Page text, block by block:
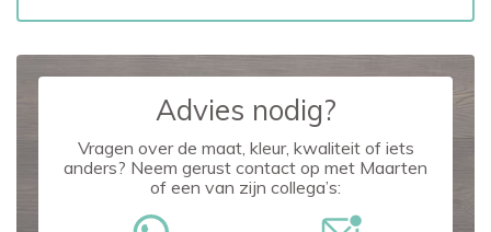
Advies nodig?
Vragen over de maat, kleur, kwaliteit of iets
anders? Neem gerust contact op met Maarten
of een van zijn collega’s: